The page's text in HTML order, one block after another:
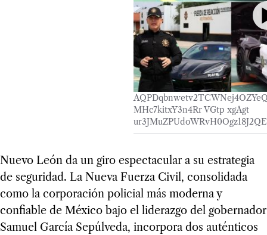
MHc7kitxY3n4Rr VGtp xgAgt
Nuevo León da un giro espectacular a su estrategia
de seguridad. La Nueva Fuerza Civil, consolidada
como la corporación policial más moderna y
confiable de México bajo el liderazgo del gobernador
Samuel García Sepúlveda, incorpora dos auténticos